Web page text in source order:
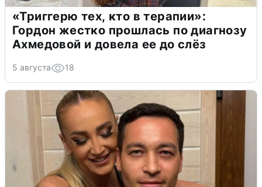
«Триггерю тех, кто в терапии»:
Гордон жестко прошлась по диагнозу
Ахмедовой и довела ее до слёз
5 августа 18